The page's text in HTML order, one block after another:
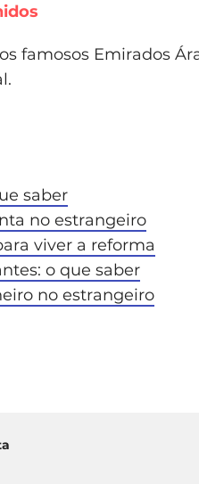
famosos Emirados
saber
no estrangeiro
viver a reforma
o que saber
no estrangeiro